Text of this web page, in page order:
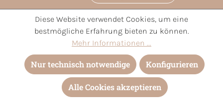
* Alle Preise inkl. gesetzl. Mehrwertsteuer zzgl.Versandkosten
und ggf. Nachnahmegebühren, wenn nicht anders angegeben.
Diese Website verwendet Cookies, um eine
bestmögliche Erfahrung bieten zu können.
Mehr Informationen ...
Nur technisch notwendige Konfigurieren
Alle Cookies akzeptieren